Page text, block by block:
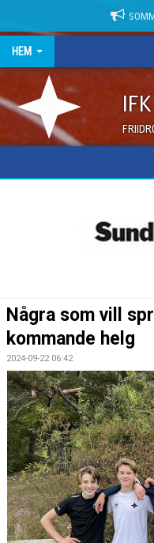
HEM
Några som vill
kommande helg
2024-09-22 06:42